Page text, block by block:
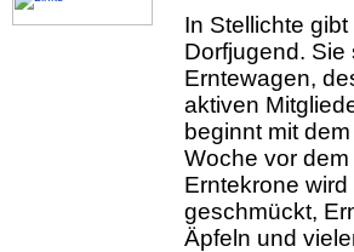
In Stellichte
Dorfjugend.
Erntewagen,
aktiven
beginnt mit
Woche vor
Erntekrone
geschmückt,
Äpfeln und